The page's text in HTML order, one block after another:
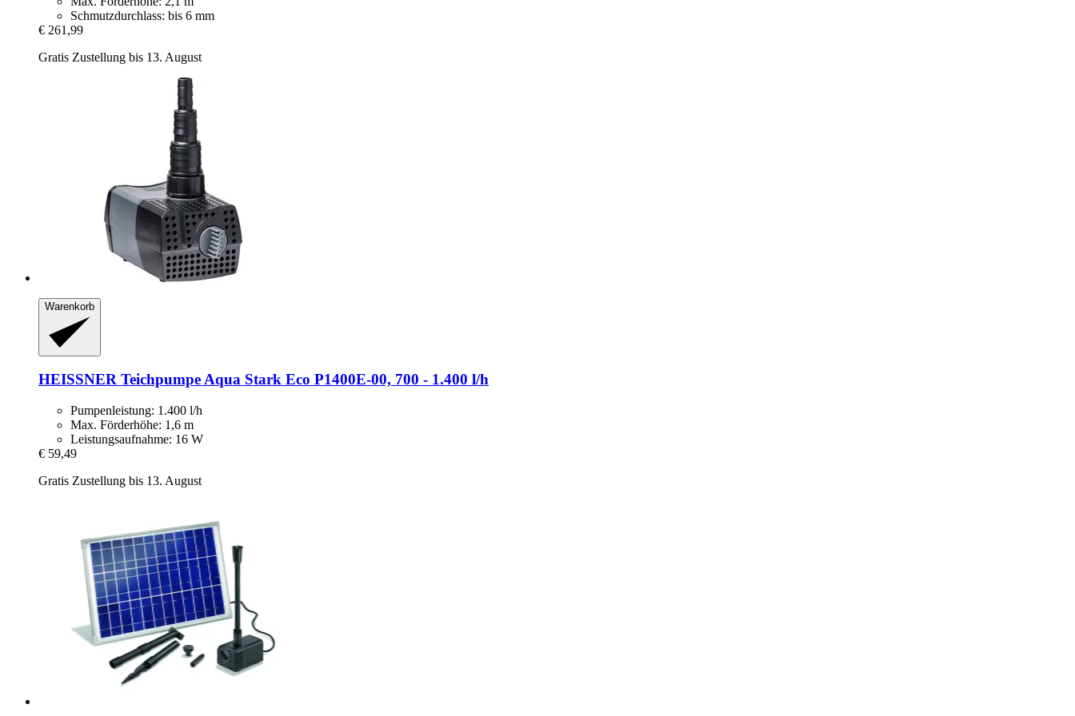
Schmutzdurchlass: bis 6 mm
€ 261,99
Gratis Zustellung bis 13. August
Warenkorb
HEISSNER Teichpumpe Aqua Stark Eco P1400E-​00, 700 -​ 1.400 l/h
Pumpenleistung: 1.400 l/h
Max. Förderhöhe: 1,6 m
Leistungsaufnahme: 16 W
€ 59,49
Gratis Zustellung bis 13. August